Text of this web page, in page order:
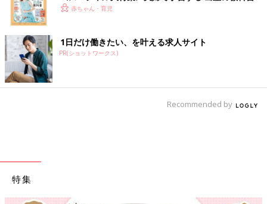
赤ちゃん・育児
1日だけ働きたい、を叶える求人サイト
PR(ショットワークス)
Recommended by
特集